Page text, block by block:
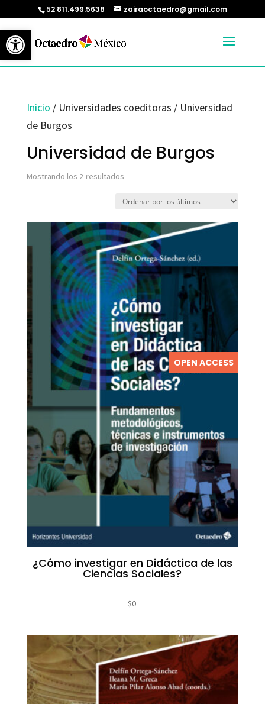
Abrir barra de herramientas
52 811.499.5638 zairaoctaedro@gmail.com
Inicio / Universidades coeditoras / Universidad
de Burgos
Universidad de Burgos
Mostrando los 2 resultadosOrdenado
últimos
OPEN ACCESS
¿Cómo investigar en Didáctica de las
Ciencias Sociales?
$0